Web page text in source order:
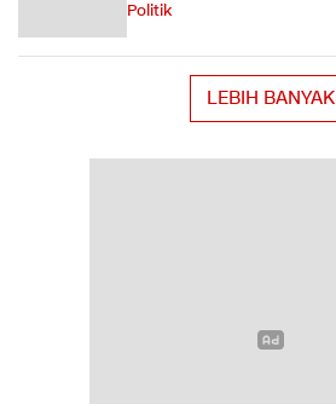
Politik
LEBIH BANYAK